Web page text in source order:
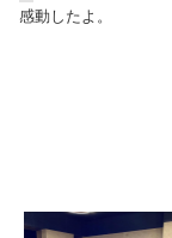
感動したよ。